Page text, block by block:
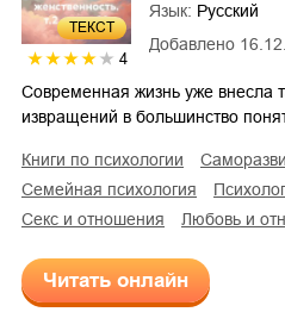
ТЕКСТ
4
Добавлено
Язык: Русский
Современная жизнь уже внесла
извращений в большинство
книги по психологии
семейная психология
секс и отношения
любовь и
Читать онлайн